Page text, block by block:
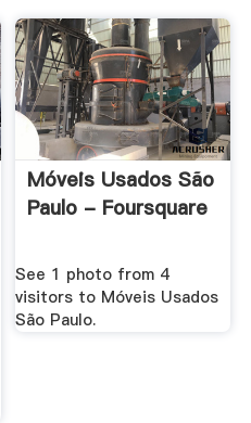
Móveis Usados São
Paulo - Foursquare
See 1 photo from 4
visitors to Móveis Usados
São Paulo.